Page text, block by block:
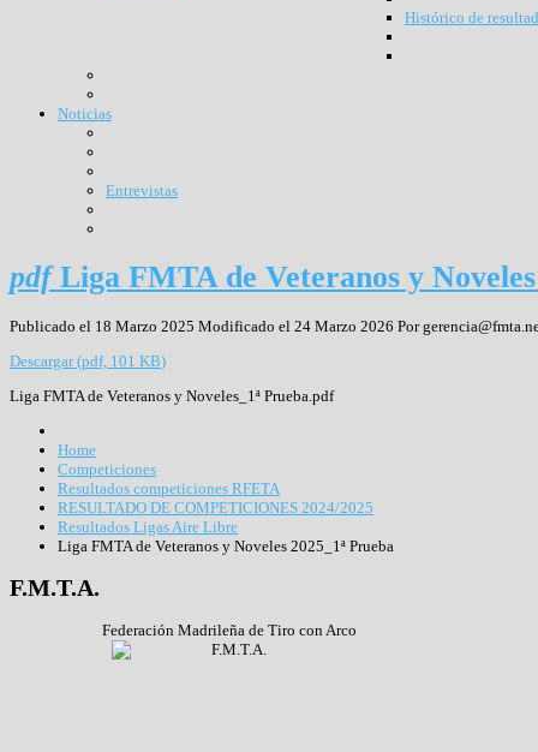
Histórico de
Noticias
Entrevistas
pdf Liga FMTA de Veteranos y Noveles
Publicado el 18 Marzo 2025 Modificado el 24 Marzo 2026 Por
Descargar(pdf, 101 KB)
Liga FMTA de Veteranos y Noveles_1ª Prueba.pdf
Home
Competiciones
Resultados competiciones RFETA
RESULTADO DE COMPETICIONES 2024/2025
Resultados Ligas Aire Libre
Liga FMTA de Veteranos y Noveles 2025_1ª Prueba
F.M.T.A.
Federación Madrileña de Tiro con Arco